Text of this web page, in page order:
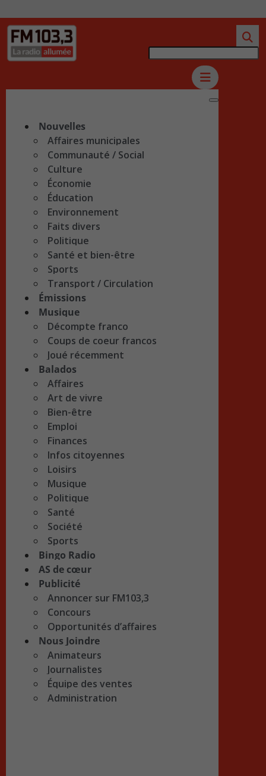
Nouvelles
Affaires municipales
Communauté / Social
Culture
Économie
Éducation
Environnement
Faits divers
Politique
Santé et bien-être
Sports
Transport / Circulation
Émissions
Musique
Décompte franco
Coups de coeur francos
Joué récemment
Balados
Affaires
Art de vivre
Bien-être
Emploi
Finances
Infos citoyennes
Loisirs
Musique
Politique
Santé
Société
Sports
Bingo Radio
AS de cœur
Publicité
Annoncer sur FM103,3
Concours
Opportunités d’affaires
Nous Joindre
Animateurs
Journalistes
Équipe des ventes
Administration